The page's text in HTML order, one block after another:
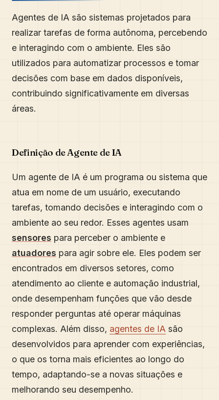
Agentes de IA são sistemas projetados para
realizar tarefas de forma autônoma, percebendo
e interagindo com o ambiente. Eles são
utilizados para automatizar processos e tomar
decisões com base em dados disponíveis,
contribuindo significativamente em diversas
áreas.
Definição de Agente de IA
Um agente de IA é um programa ou sistema que
atua em nome de um usuário, executando
tarefas, tomando decisões e interagindo com o
ambiente ao seu redor. Esses agentes usam
sensores para perceber o ambiente e
atuadores para agir sobre ele. Eles podem ser
encontrados em diversos setores, como
atendimento ao cliente e automação industrial,
onde desempenham funções que vão desde
responder perguntas até operar máquinas
complexas. Além disso, agentes de IA são
desenvolvidos para aprender com experiências,
o que os torna mais eficientes ao longo do
tempo, adaptando-se a novas situações e
melhorando seu desempenho.